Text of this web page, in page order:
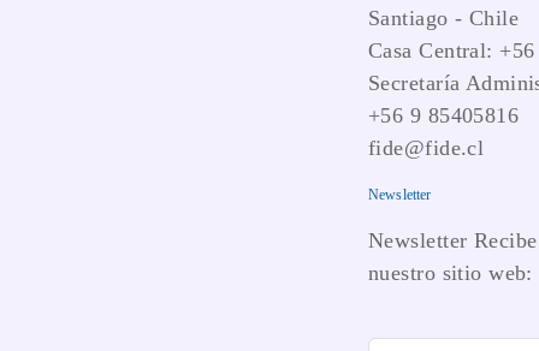
Santiago - Chile
Casa Central:
Secretaría
+56 9 85405816
fide@fide.cl
Newsletter
Newsletter
nuestro sitio web: